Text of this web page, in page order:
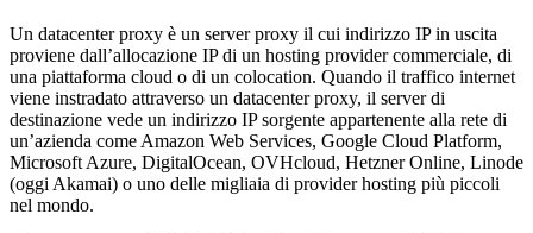
Un datacenter proxy è un server proxy il cui indirizzo IP in uscita
proviene dall’allocazione IP di un hosting provider commerciale, di
una piattaforma cloud o di un colocation. Quando il traffico internet
viene instradato attraverso un datacenter proxy, il server di
destinazione vede un indirizzo IP sorgente appartenente alla rete di
un’azienda come Amazon Web Services, Google Cloud Platform,
Microsoft Azure, DigitalOcean, OVHcloud, Hetzner Online, Linode
(oggi Akamai) o uno delle migliaia di provider hosting più piccoli
nel mondo.